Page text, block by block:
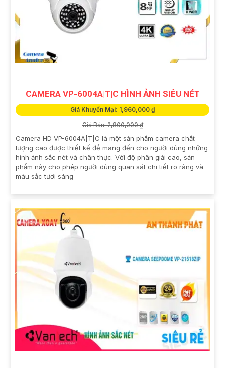
CAMERA VP-6004A|T|C HÌNH ẢNH SIÊU NÉT
Giá Khuyến Mại: 1,960,000 ₫
Giá Bán: 2,800,000 ₫
Camera HD VP-6004A|T|C là một sản phẩm camera chất
lượng cao được thiết kế để mang đến cho người dùng những
hình ảnh sắc nét và chân thực. Với độ phân giải cao, sản
phẩm này cho phép người dùng quan sát chi tiết rõ ràng và
màu sắc tươi sáng